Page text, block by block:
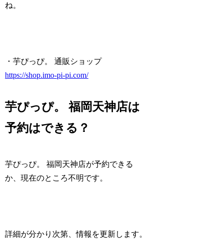
ね。
・芋ぴっぴ。 通販ショップ
https://shop.imo-pi-pi.com/
芋ぴっぴ。 福岡天神店は
予約はできる？
芋ぴっぴ。 福岡天神店が予約できる
か、現在のところ不明です。
詳細が分かり次第、情報を更新します。